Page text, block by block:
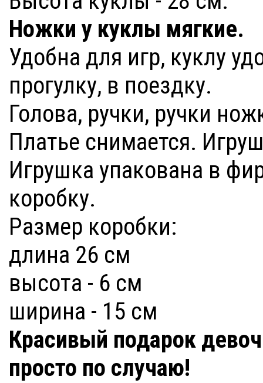
Ножки у куклы мягкие.
Удобна для игр, куклу
прогулку, в поездку.
Голова, ручки, ручки
Платье снимается.
Игрушка упакована в
коробку.
Размер коробки:
длина 26 см
высота - 6 см
ширина - 15 см
Красивый подарок
просто по случаю!